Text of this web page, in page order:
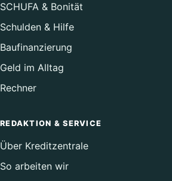
SCHUFA & Bonität
Schulden & Hilfe
Baufinanzierung
Geld im Alltag
Rechner
REDAKTION & SERVICE
Über Kreditzentrale
So arbeiten wir